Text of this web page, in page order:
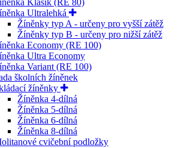
Klasik (RE 80)
Ultralehká
Žíněnky typ A - určeny pro vyšší zátěž
Žíněnky typ B - určeny pro nižší zátěž
Economy (RE 100)
Ultra Economy
Variant (RE 100)
školních žíněnek
žíněnky
Žíněnka 4-dílná
Žíněnka 5-dílná
Žíněnka 6-dílná
Žíněnka 8-dílná
cvičební podložky